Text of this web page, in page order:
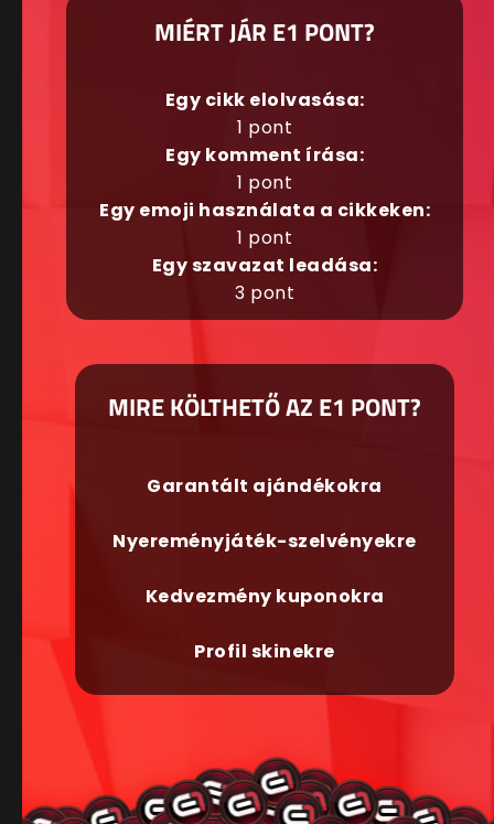
MIÉRT JÁR E1 PONT?
Egy cikk elolvasása:
1 pont
Egy komment írása:
1 pont
Egy emoji használata a cikkeken:
1 pont
Egy szavazat leadása:
3 pont
MIRE KÖLTHETŐ AZ E1 PONT?
Garantált ajándékokra
Nyereményjáték-szelvényekre
Kedvezmény kuponokra
Profil skinekre